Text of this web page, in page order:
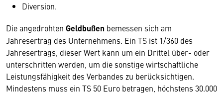
Diversion.
Die angedrohten Geldbußen bemessen sich am
Jahresertrag des Unternehmens. Ein TS ist 1/360 des
Jahresertrags, dieser Wert kann um ein Drittel über- oder
unterschritten werden, um die sonstige wirtschaftliche
Leistungsfähigkeit des Verbandes zu berücksichtigen.
Mindestens muss ein TS 50 Euro betragen, höchstens 30.000